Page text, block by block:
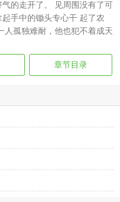
的走开了。 见周围没有了可
手中的锄头专心干 起了农
人孤独难耐，他也犯不着成天
章节目录